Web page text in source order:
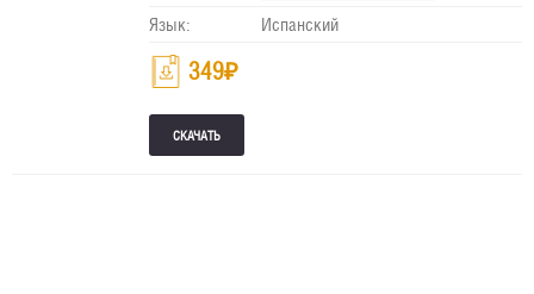
Язык:
Испанский
349₽